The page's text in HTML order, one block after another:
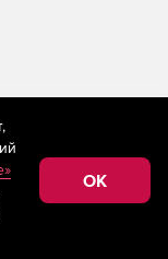
применяются
технологии
к
OK